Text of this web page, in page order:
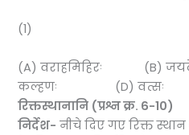
(1)
(A) वराहमिहिरः
कल्हणः (D) वत्सः
रिक्तस्थानानि (प्रश्न क्र. 6-10)
निर्देश- नीचे दिए गए रिक्त स्थान